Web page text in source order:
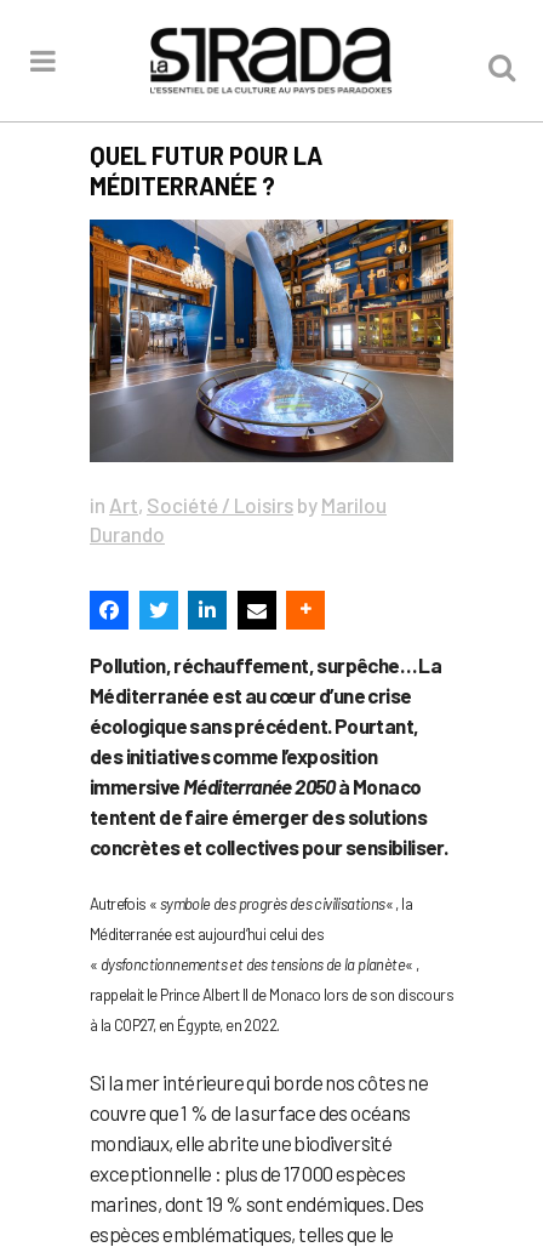
QUEL FUTUR POUR LA
MÉDITERRANÉE ?
in Art, Société / Loisirs by Marilou
Durando
Pollution, réchauffement, surpêche… La
Méditerranée est au cœur d’une crise
écologique sans précédent. Pourtant,
des initiatives comme l’exposition
immersive Méditerranée 2050à Monaco
tentent de faire émerger des solutions
concrètes et collectives pour sensibiliser.
Autrefois «symbole des progrès des civilisations« , la
Méditerranée est aujourd’hui celui des
« dysfonctionnements et des tensions de la planète« ,
rappelait le Prince Albert II de Monaco lors de son discours
à la COP27, en Égypte, en 2022.
Si la mer intérieure qui borde nos côtes ne
couvre que 1 % de la surface des océans
mondiaux, elle abrite une biodiversité
exceptionnelle : plus de 17 000 espèces
marines, dont 19 % sont endémiques. Des
espèces emblématiques, telles que le